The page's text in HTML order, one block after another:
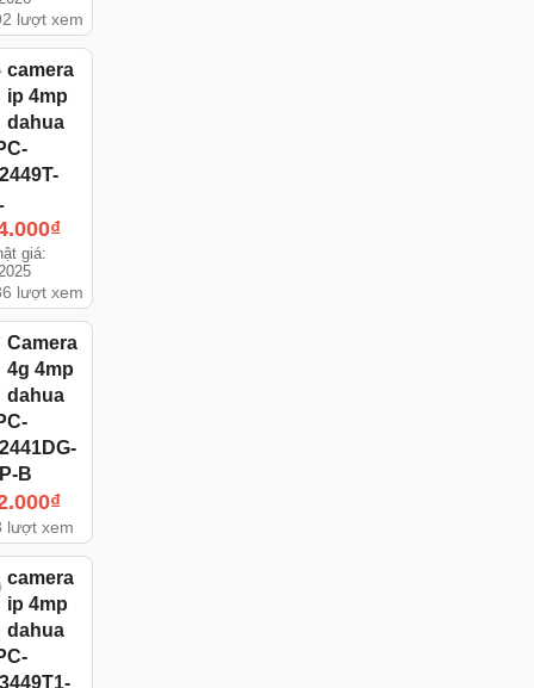
lượt xem
camera
ip 4mp
dahua
₫
giá:
lượt xem
Camera
4g 4mp
dahua
B
₫
lượt xem
camera
ip 4mp
dahua